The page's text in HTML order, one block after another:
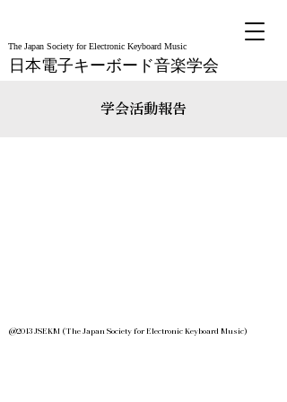
日本電子キーボード音楽学会
The Japan Society for Electronic Keyboard Music
学会活動報告
@2013 JSEKM (The Japan Society for Electronic Keyboard Music)